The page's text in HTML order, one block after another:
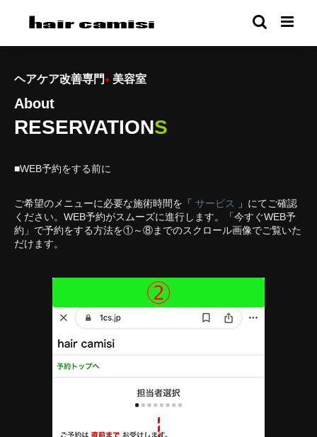
ヘアケア改善専門+ 美容室
About
RESERVATIONS
■WEB予約をする前に
ご希望のメニューに必要な施術時間を「 サービス
」にてご確認
ください。WEB予約がスムーズに進行します。
「今すぐWEB予
約」で予約をする方法を①～⑧までのスクロール画像でご覧いた
だけます。